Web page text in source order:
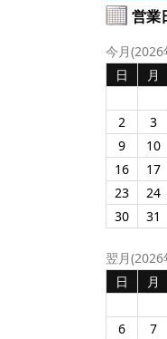
営業
今月(2026
日
月
2
3
9
10
16
17
23
24
30
31
翌月(2026
日
月
6
7